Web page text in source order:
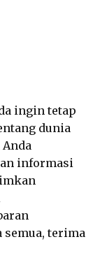
ingin tetap
dunia
informasi
terima